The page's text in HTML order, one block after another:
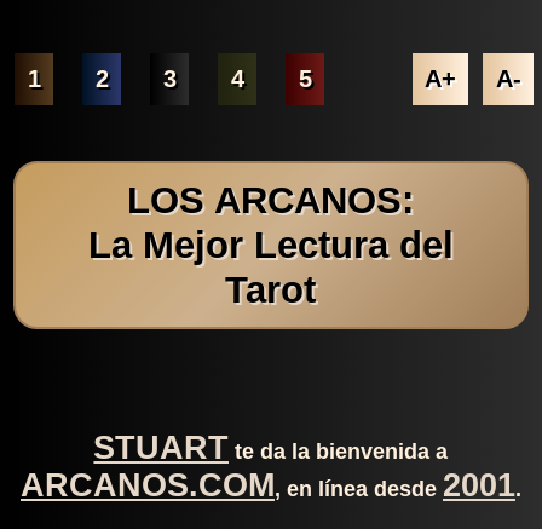
1 2 3 4 5 A+ A-
LOS ARCANOS:
La Mejor Lectura del
Tarot
STUART te da la bienvenida a
ARCANOS.COM, en línea desde 2001.